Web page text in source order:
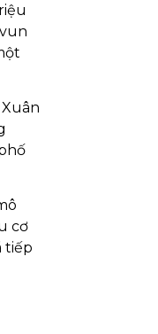
cơ
tiếp